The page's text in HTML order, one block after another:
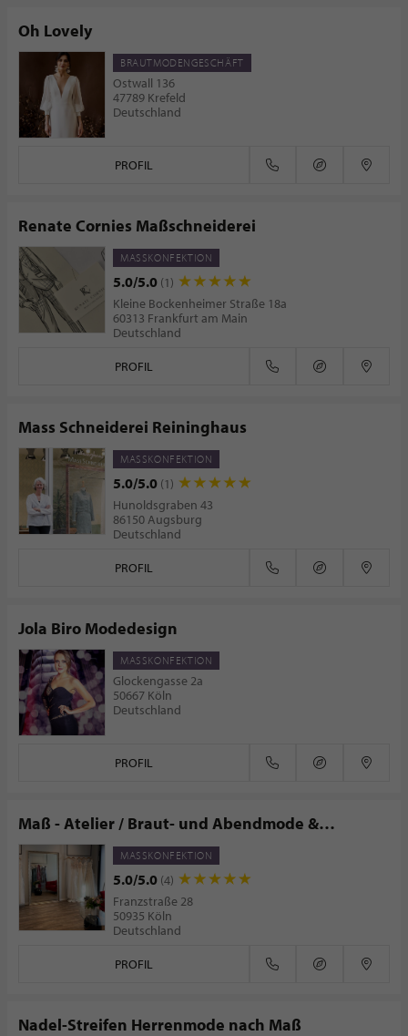
Oh Lovely
BRAUTMODENGESCHÄFT
Ostwall 136
47789 Krefeld
Deutschland
PROFIL
Renate Cornies Maßschneiderei
MASSKONFEKTION
5.0/5.0 (1)
Kleine Bockenheimer Straße 18a
60313 Frankfurt am Main
Deutschland
PROFIL
Mass Schneiderei Reininghaus
MASSKONFEKTION
5.0/5.0 (1)
Hunoldsgraben 43
86150 Augsburg
Deutschland
PROFIL
Jola Biro Modedesign
MASSKONFEKTION
Glockengasse 2a
50667 Köln
Deutschland
PROFIL
Maß - Atelier / Braut- und Abendmode &
Maßschneiderei /Daniela Reichmann
MASSKONFEKTION
5.0/5.0 (4)
Franzstraße 28
50935 Köln
Deutschland
PROFIL
Nadel-Streifen Herrenmode nach Maß